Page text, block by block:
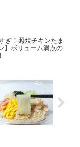
ぎ！照焼チキンたま
】ボリューム満点の